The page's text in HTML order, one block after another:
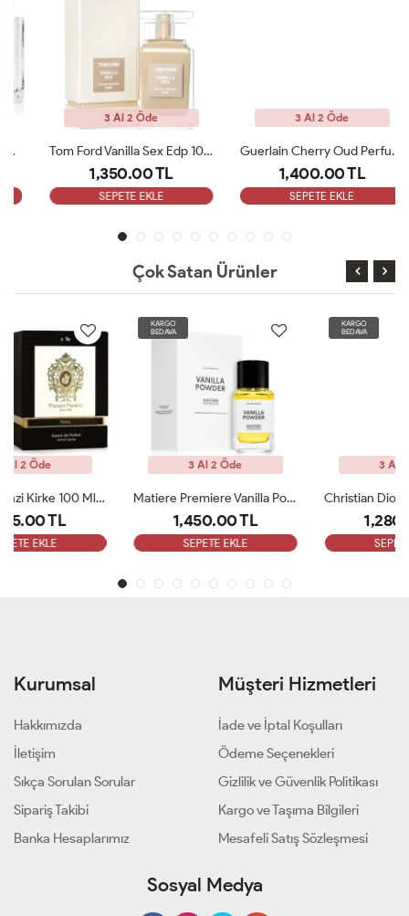
3 Al 2 Öde
Tom Ford Vanilla Sex Edp 100 Ml Unisex Parfüm
1,350.00 TL
SEPETE EKLE
3 Al 2 Öde
Guerlain Cherry Oud Perfume Edp 100 ML Unisex Parfüm ARC
1,400.00 TL
SEPETE EKLE
Çok Satan Ürünler
BEDAVA
Matiere Premiere Vanilla Powder Edp100ml Unisex Parfüm ARC
1,450.00 TL
SEPETE EKLE
Christian Dior Ambre Nuit Edp 125 Ml Unisex Parfüm ARC
1,280.00 TL
SEPETE EKLE
Kurumsal
Hakkımızda
İletişim
Sıkça Sorulan Sorular
Sipariş Takibi
Banka Hesaplarımız
Müşteri Hizmetleri
İade ve İptal Koşulları
Ödeme Seçenekleri
Gizlilik ve Güvenlik Politikası
Kargo ve Taşıma Bilgileri
Mesafeli Satış Sözleşmesi
Sosyal Medya